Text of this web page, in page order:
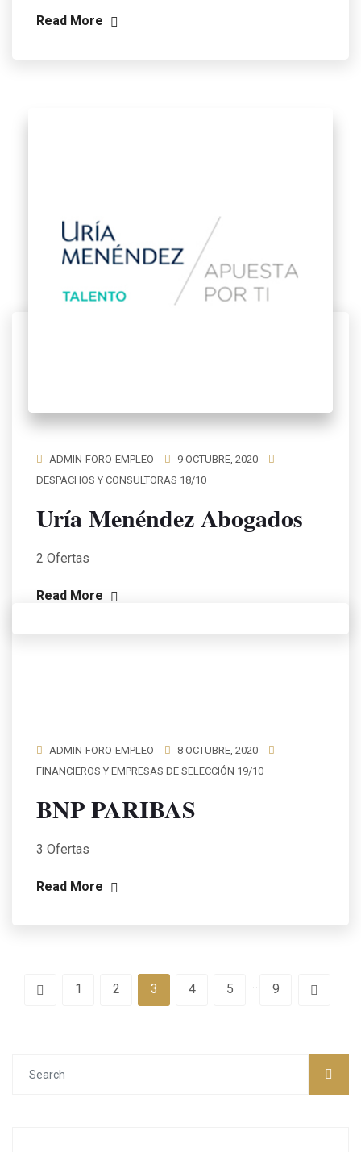
Read More
ADMIN-FORO-EMPLEO
9 OCTUBRE, 2020
DESPACHOS Y CONSULTORAS 18/10
Uría Menéndez Abogados
2 Ofertas
Read More
ADMIN-FORO-EMPLEO
8 OCTUBRE, 2020
FINANCIEROS Y EMPRESAS DE SELECCIÓN 19/10
BNP PARIBAS
3 Ofertas
Read More
1 2 3 4 5 … 9